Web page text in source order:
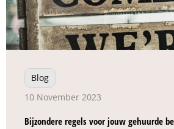
Blog
10 November 2023
Bijzondere regels voor jouw gehuurde